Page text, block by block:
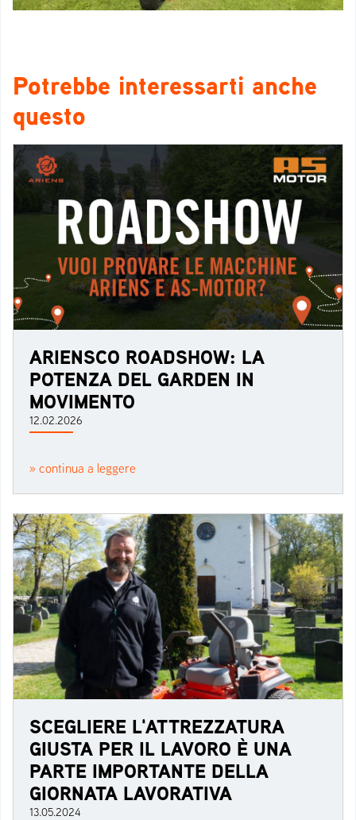
Potrebbe interessarti anche
questo
ARIENSCO ROADSHOW: LA
POTENZA DEL GARDEN IN
MOVIMENTO
12.02.2026
» continua a leggere
SCEGLIERE L'ATTREZZATURA
GIUSTA PER IL LAVORO È UNA
PARTE IMPORTANTE DELLA
GIORNATA LAVORATIVA
13.05.2024